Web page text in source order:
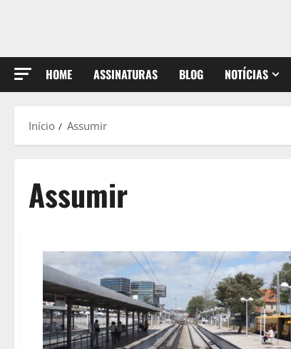
HOME ASSINATURAS BLOG NOTÍCIAS
Início Assumir
Assumir